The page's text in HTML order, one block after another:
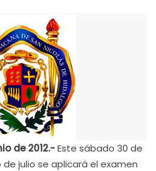
de 2012.-Este sábado 30 de
julio se aplicará el examen